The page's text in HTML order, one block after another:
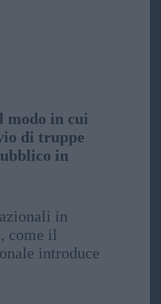
modo in cui
di truppe
in
in
come il
introduce